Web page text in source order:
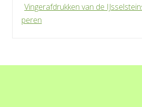
Vingerafdrukken van de
peren